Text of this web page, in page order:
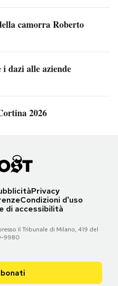
camorra Roberto
dazi alle aziende
2026
Privacy
Condizioni d'uso
di accessibilità
il Tribunale di Milano, 419 del
9980